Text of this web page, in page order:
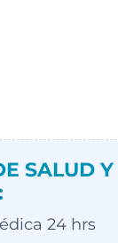
SALUD Y
24 hrs